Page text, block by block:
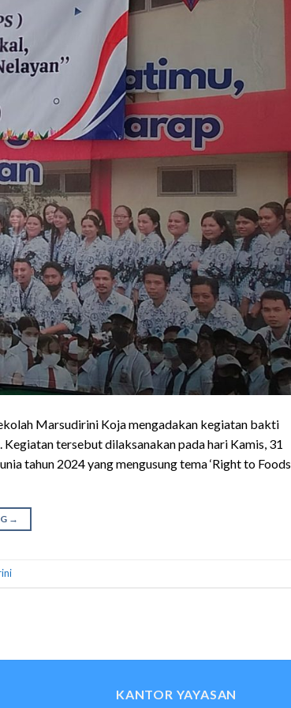
Marsudirini Koja mengadakan kegiatan bakti
tersebut dilaksanakan pada hari Kamis, 31
tahun 2024 yang mengusung tema ‘Right to Foods
→
KANTOR YAYASAN